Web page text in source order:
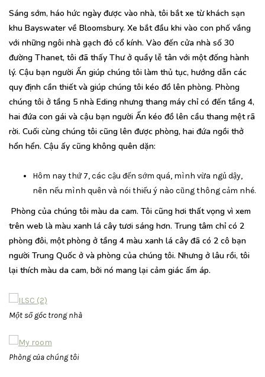
Sáng sớm, háo hức ngày được vào nhà, tôi bắt xe từ khách sạn
khu Bayswater về Bloomsbury. Xe bắt đầu khi vào con phố vắng
với những ngôi nhà gạch đỏ cổ kính. Vào đến cửa nhà số 30
đường Thanet, tôi đã thấy Thư ở quầy lễ tân với một đống hành
lý. Cậu bạn người Ấn giúp chúng tôi làm thủ tục, hướng dẫn các
quy định cần thiết và giúp chúng tôi kéo đồ lên phòng. Phòng
chúng tôi ở tầng 5 nhà Eding nhưng thang máy chỉ có đến tầng 4,
hai đứa con gái và cậu bạn người Ấn kéo đồ lên cầu thang mệt rã
rời. Cuối cùng chúng tôi cũng lên được phòng, hai đứa ngồi thở
hổn hển. Cậu ấy cũng không quên dặn:
Hôm nay thứ 7, các cậu đến sớm quá, mình vừa ngủ dậy,
nên nếu mình quên và nói thiếu ý nào cũng thông cảm nhé.
Phòng của chúng tôi màu da cam. Tôi cũng hơi thất vọng vì xem
trên web là màu xanh lá cây tươi sáng hơn. Trung tâm chỉ có 2
phòng đôi, một phòng ở tầng 4 màu xanh lá cây đã có 2 cô bạn
người Trung Quốc ở và phòng của chúng tôi. Nhưng ở lâu rồi, tôi
lại thích màu da cam, bởi nó mang lại cảm giác ấm áp.
Một số góc trong nhà
Phòng của chúng tôi